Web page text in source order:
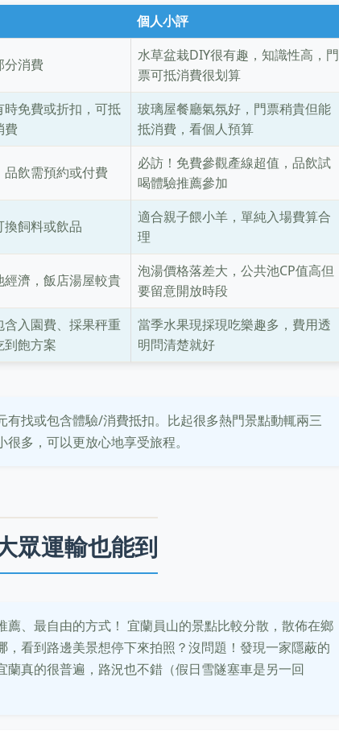
個人小評
分消費
水草盆栽DIY很有趣，知識性高，門
票可抵消費很划算
時免費或折扣，可抵
費
玻璃屋餐廳氣氛好，門票稍貴但能
抵消費，看個人預算
品飲需預約或付費
必訪！免費參觀產線超值，品飲試
喝體驗推薦參加
換飼料或飲品
適合親子餵小羊，單純入場費算合
理
經濟，飯店湯屋較貴
泡湯價格落差大，公共池CP值高但
要留意開放時段
含入園費、採果秤重
到飽方案
當季水果現採現吃樂趣多，費用透
明問清楚就好
找或包含體驗/消費抵扣。比起很多熱門景點動輒兩三
多，可以更放心地享受旅程。
眾運輸也能到
、最自由的方式！ 宜蘭員山的景點比較分散，散佈在鄉
看到路邊美景想停下來拍照？沒問題！發現一家隱蔽的
真的很普遍，路況也不錯（假日雪隧塞車是另一回